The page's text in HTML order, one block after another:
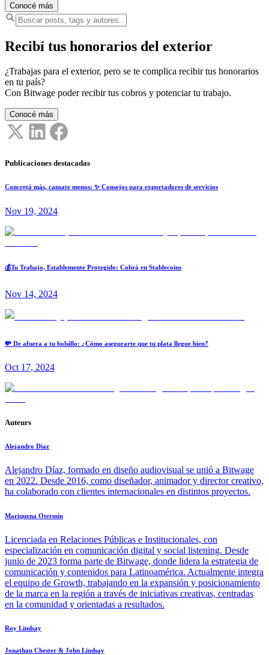
Conocé más
Recibí tus honorarios del exterior
¿Trabajas para el exterior, pero se te complica recibir tus honorarios
en tu país?
Con Bitwage poder recibir tus cobros y potenciar tu trabajo.
Conocé más
Publicaciones destacadas
Concretá más, cansate menos: ✨ Consejos para exportadores de servicios
Nov 19, 2024
💰Tu Trabajo, Establemente Protegido: Cobrá en Stablecoins
Nov 14, 2024
💸 De afuera a tu bolsillo: ¿Cómo asegurarte que tu plata llegue bien?
Oct 17, 2024
Auteurs
Alejandro Diaz
Alejandro Díaz, formado en diseño audiovisual se unió a Bitwage
en 2022. Desde 2016, como diseñador, animador y director creativo,
ha colaborado con clientes internacionales en distintos proyectos.
Mariquena Otermin
Licenciada en Relaciones Públicas e Institucionales, con
especialización en comunicación digital y social listening. Desde
junio de 2023 forma parte de Bitwage, donde lidera la estrategia de
comunicación y contenidos para Latinoamérica. Actualmente integra
el equipo de Growth, trabajando en la expansión y posicionamiento
de la marca en la región a través de iniciativas creativas, centradas
en la comunidad y orientadas a resultados.
Roy Lindsay
Jonathan Chester & John Lindsay